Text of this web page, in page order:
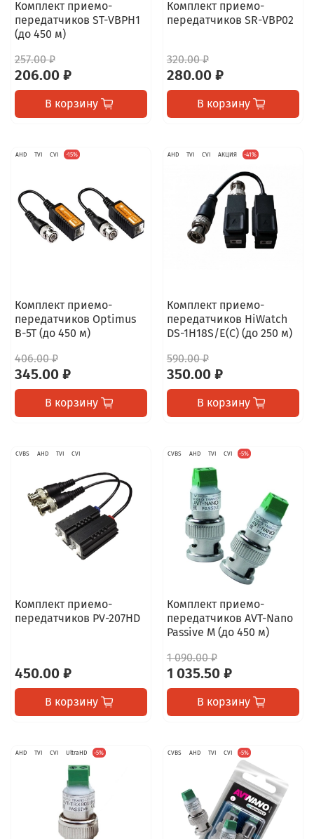
Комплект приемо-
передатчиков ST-VBPH1
(до 450 м)
257.00 ₽
206.00 ₽
В корзину
Комплект приемо-
передатчиков SR-VBP02
320.00 ₽
280.00 ₽
В корзину
AHD TVI CVI -15%
Комплект приемо-
передатчиков Optimus
B-5T (до 450 м)
406.00 ₽
345.00 ₽
В корзину
AHD TVI CVI АКЦИЯ -41%
Комплект приемо-
передатчиков HiWatch
DS-1H18S/E(C) (до 250 м)
590.00 ₽
350.00 ₽
В корзину
CVBS AHD TVI CVI
Комплект приемо-
передатчиков PV-207HD
450.00 ₽
В корзину
CVBS AHD TVI CVI -5%
Комплект приемо-
передатчиков AVT-Nano
Passive M (до 450 м)
1 090.00 ₽
1 035.50 ₽
В корзину
AHD TVI CVI UltraHD -5% CVBS AHD TVI CVI -5%